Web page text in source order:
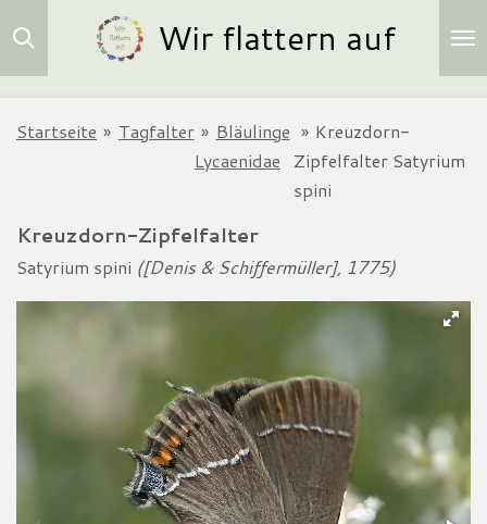
Zum
Hauptinhalt
Wir flattern auf
Startseite » Tagfalter » Bläulinge
Lycaenidae
» Kreuzdorn-
Zipfelfalter Satyrium
spini
Kreuzdorn-Zipfelfalter
Satyrium spini ([Denis & Schiffermüller], 1775)